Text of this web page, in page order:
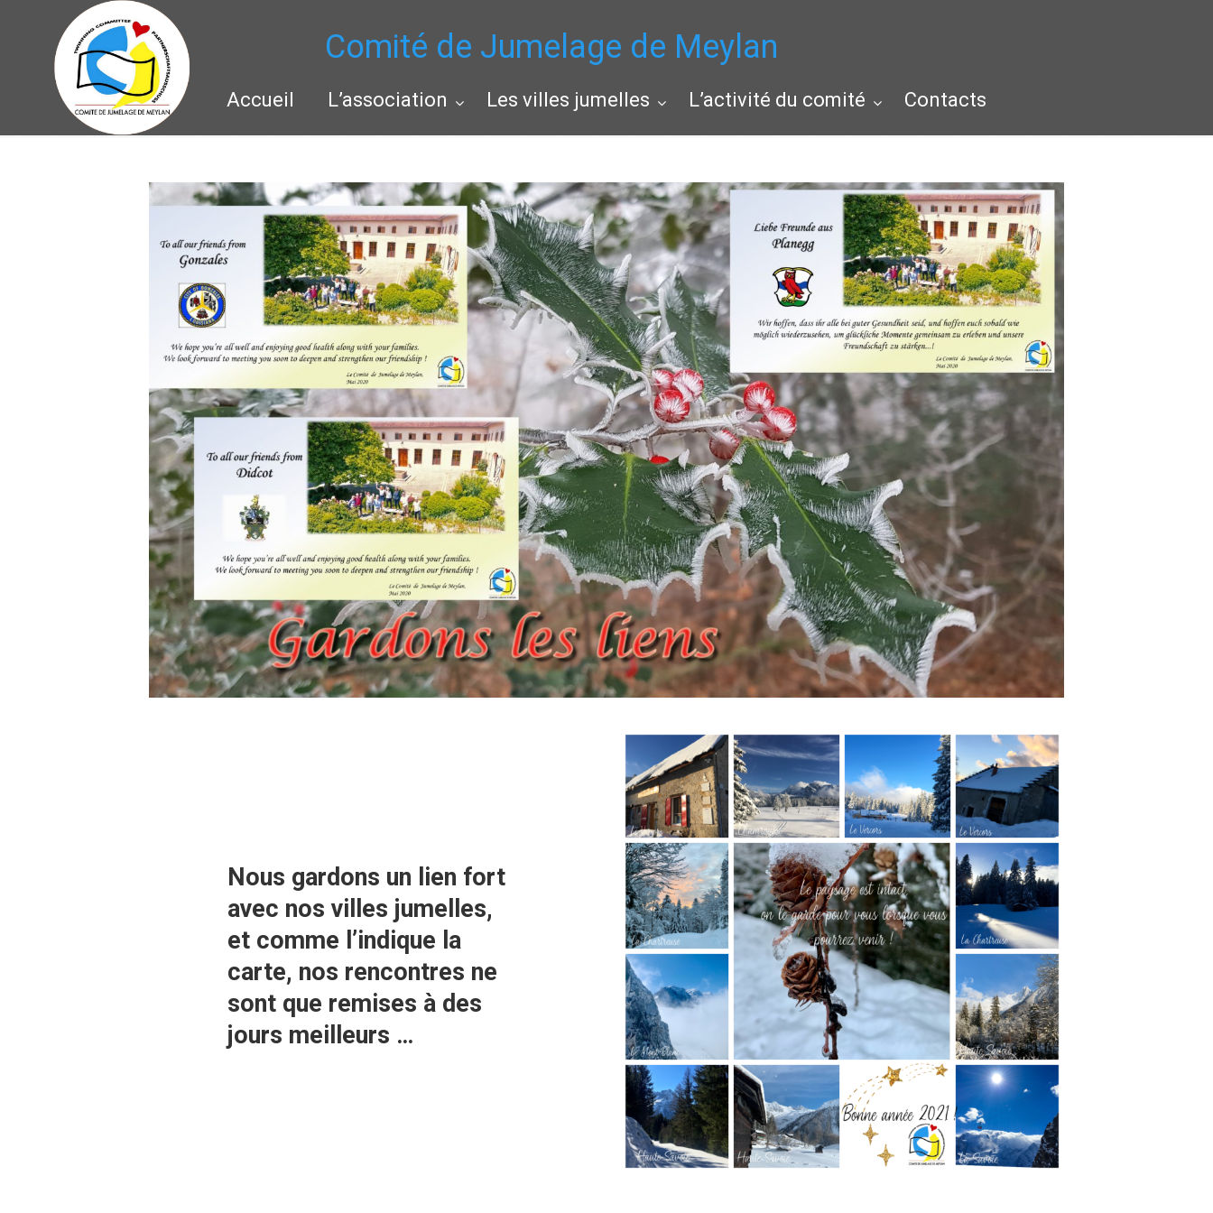
Comité de Jumelage de Meylan
Accueil L’association Les villes jumelles L’activité du comité Contacts
Nous gardons un lien fort
avec nos villes jumelles,
et comme l’indique la
carte, nos rencontres ne
sont que remises à des
jours meilleurs …